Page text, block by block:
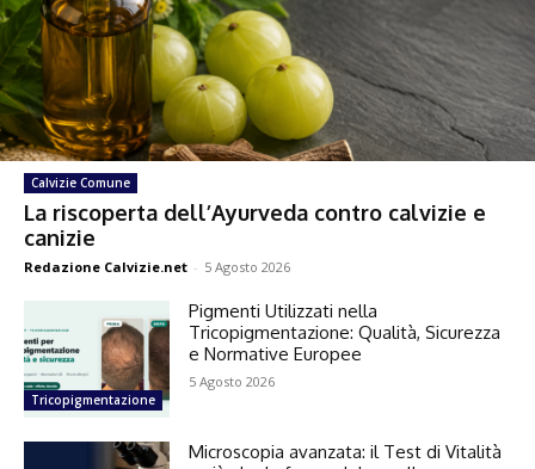
Calvizie Comune
La riscoperta dell’Ayurveda contro calvizie e
canizie
Redazione Calvizie.net - 5 Agosto 2026
Tricopigmentazione
Pigmenti Utilizzati nella
Tricopigmentazione: Qualità, Sicurezza
e Normative Europee
5 Agosto 2026
Microscopia avanzata: il Test di Vitalità